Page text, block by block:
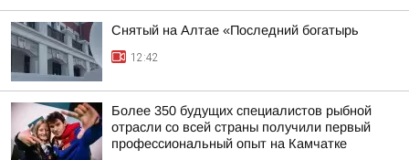
Снятый на Алтае «Последний богатырь
12:42
Более 350 будущих специалистов рыбной
отрасли со всей страны получили первый
профессиональный опыт на Камчатке